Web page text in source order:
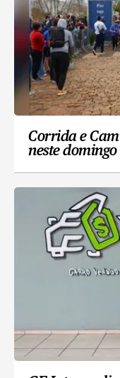
Corrida e
neste